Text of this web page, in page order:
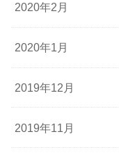
2020年2月
2020年1月
2019年12月
2019年11月